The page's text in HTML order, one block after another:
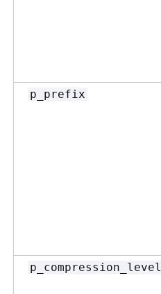
p_prefix
p_compression_level